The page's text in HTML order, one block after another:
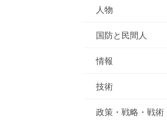
人物
国防と民間人
情報
技術
政策・戦略・戦術